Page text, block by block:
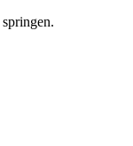
springen.